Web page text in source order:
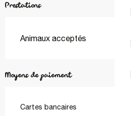
Prestations
Animaux acceptés
Moyens de paiement
Cartes bancaires